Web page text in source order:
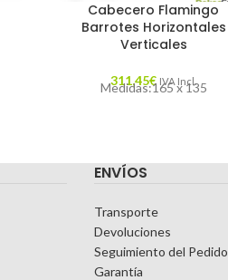
Cabecero Flamingo
Barrotes Horizontales
Verticales
311,45€ IVA Incl.
Medidas:165 x 135
ENVÍOS
Transporte
Devoluciones
Seguimiento del Pedido
Garantía